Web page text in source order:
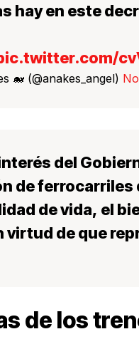
hay en este
🐋 (@anakes_angel)
del
de ferrocarriles
de vida, el
virtud de que
de los